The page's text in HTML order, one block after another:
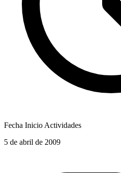
Fecha Inicio Actividades
5 de abril de 2009